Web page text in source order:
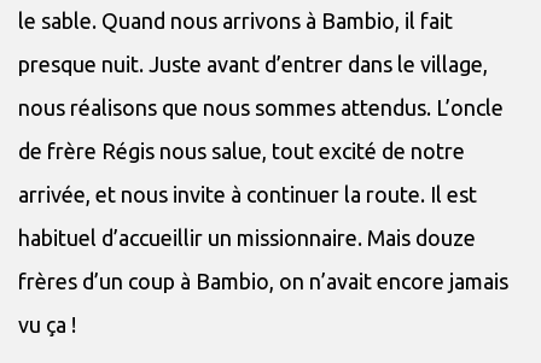
le sable. Quand nous arrivons à Bambio, il fait
presque nuit. Juste avant d’entrer dans le village,
nous réalisons que nous sommes attendus. L’oncle
de frère Régis nous salue, tout excité de notre
arrivée, et nous invite à continuer la route. Il est
habituel d’accueillir un missionnaire. Mais douze
frères d’un coup à Bambio, on n’avait encore jamais
vu ça !